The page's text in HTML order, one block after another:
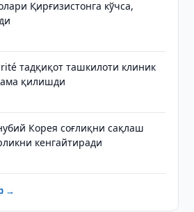
Қирғизистонга кўчса,
тадқиқот ташкилоти клиник
қилишди
Корея соғлиқни сақлаш
кенгайтиради
→